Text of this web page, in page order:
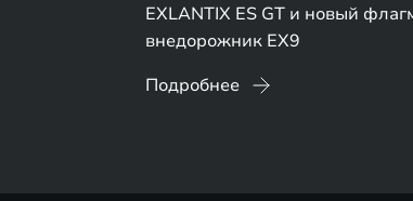
EXLANTIX ES GT и новый
внедорожник EX9
Подробнее